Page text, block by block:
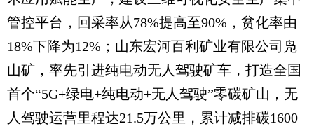
管控平台，回采率从78%提高至90%，贫化率由
18%下降为12%；山东宏河百利矿业有限公司凫
山矿，率先引进纯电动无人驾驶矿车，打造全国
首个“5G+绿电+纯电动+无人驾驶”零碳矿山，无
人驾驶运营里程达21.5万公里，累计减排碳1600